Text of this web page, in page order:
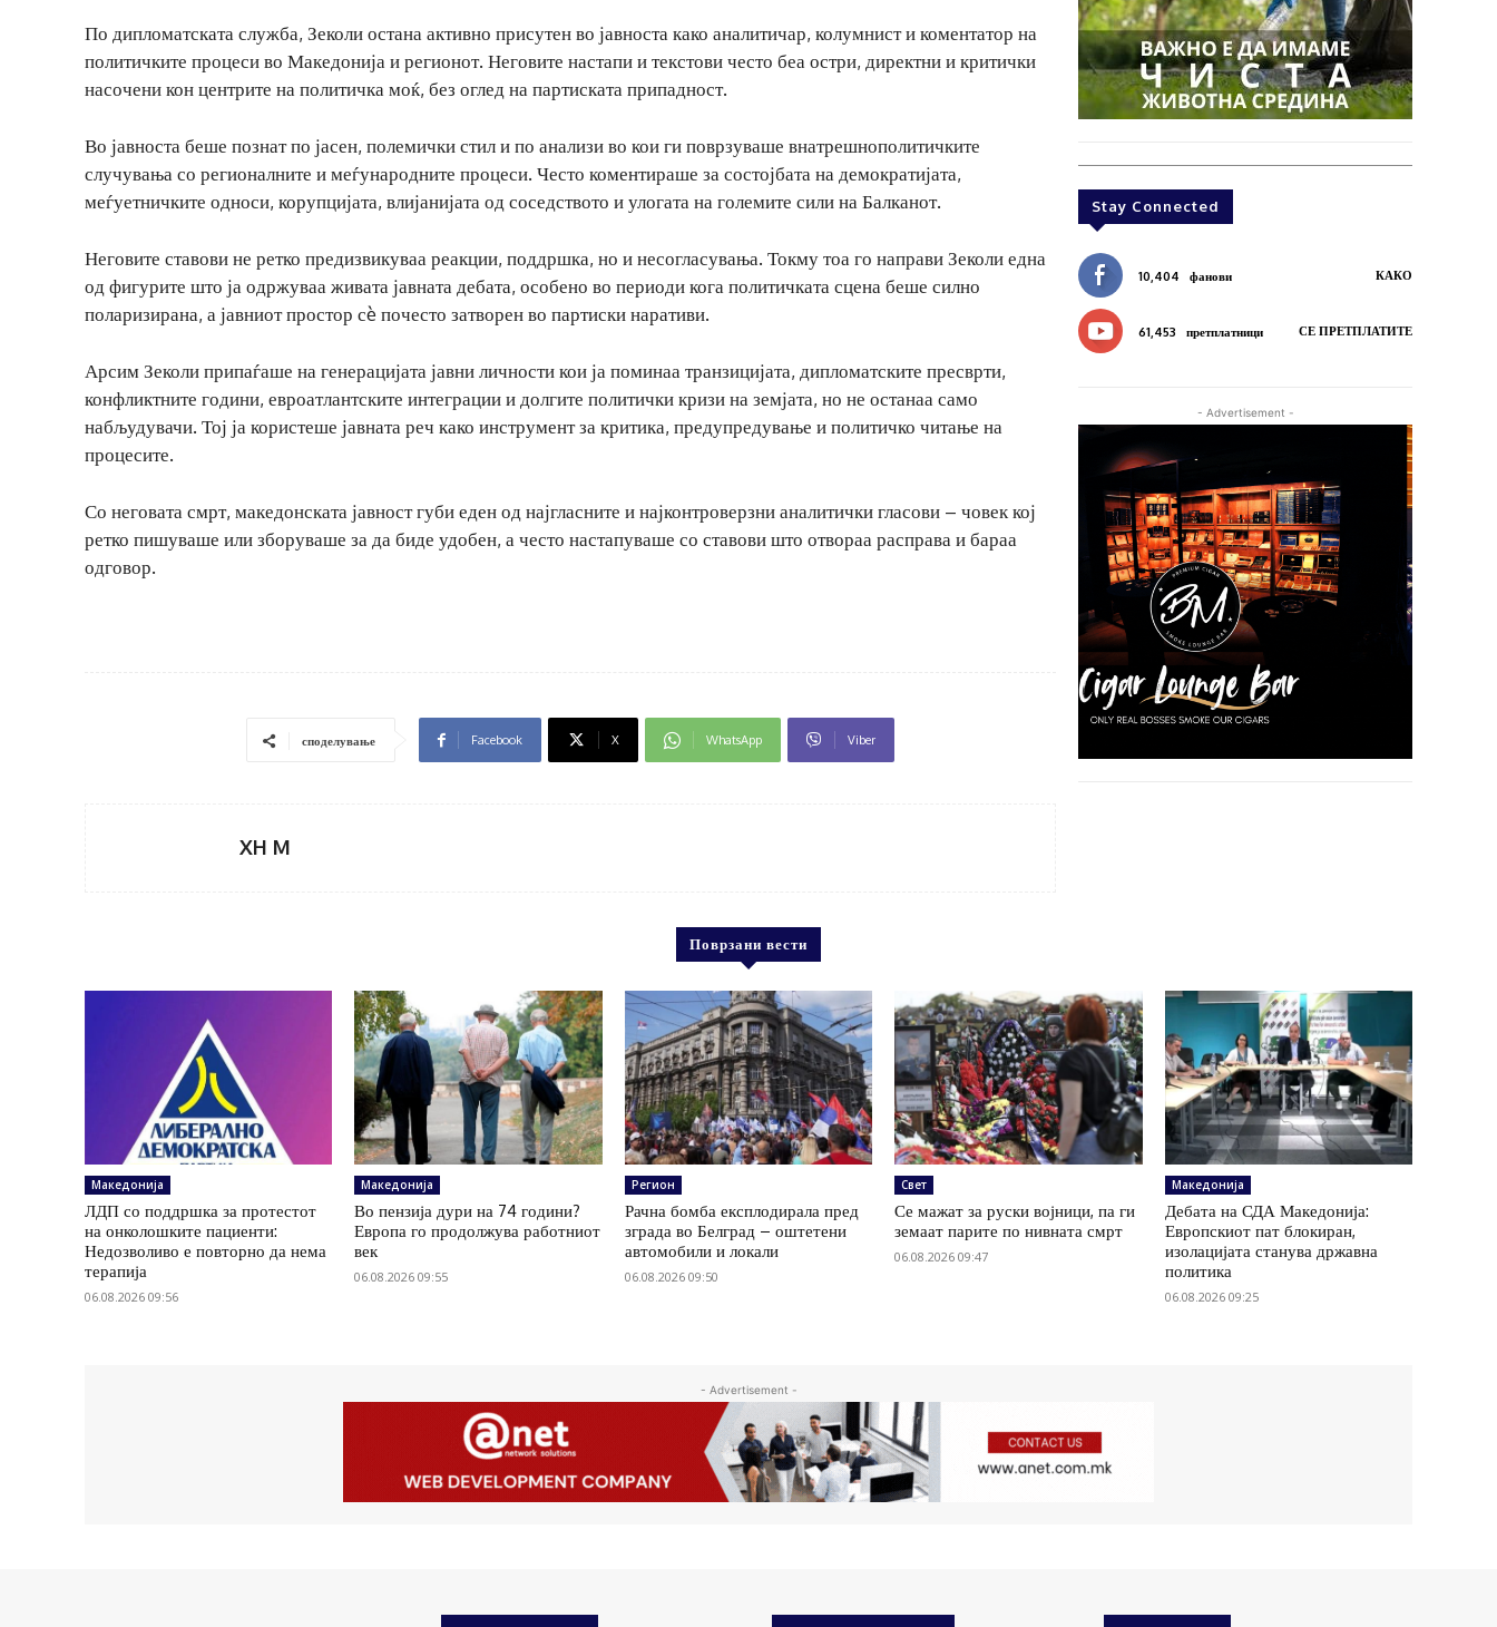
По дипломатската служба, Зеколи остана активно присутен во јавноста како аналитичар, колумнист и коментатор на
политичките процеси во Македонија и регионот. Неговите настапи и текстови често беа остри, директни и критички
насочени кон центрите на политичка моќ, без оглед на партиската припадност.
Во јавноста беше познат по јасен, полемички стил и по анализи во кои ги поврзуваше внатрешнополитичките
случувања со регионалните и меѓународните процеси. Често коментираше за состојбата на демократијата,
меѓуетничките односи, корупцијата, влијанијата од соседството и улогата на големите сили на Балканот.
Неговите ставови не ретко предизвикуваа реакции, поддршка, но и несогласувања. Токму тоа го направи Зеколи една
од фигурите што ја одржуваа живата јавната дебата, особено во периоди кога политичката сцена беше силно
поларизирана, а јавниот простор сè почесто затворен во партиски наративи.
Арсим Зеколи припаѓаше на генерацијата јавни личности кои ја поминаа транзицијата, дипломатските пресврти,
конфликтните години, евроатлантските интеграции и долгите политички кризи на земјата, но не останаа само
набљудувачи. Тој ја користеше јавната реч како инструмент за критика, предупредување и политичко читање на
процесите.
Со неговата смрт, македонската јавност губи еден од најгласните и најконтроверзни аналитички гласови – човек кој
ретко пишуваше или зборуваше за да биде удобен, а често настапуваше со ставови што отвораа расправа и бараа
одговор.
споделување Facebook X WhatsApp Viber
XH M
Stay Connected
10,404 фанови КАКО
61,453 претплатници СЕ ПРЕТПЛАТИТЕ
- Advertisement -
Поврзани вести
Македонија
ЛДП со поддршка за протестот
на онколошките пациенти:
Недозволиво е повторно да нема
терапија
06.08.2026 09:56
Македонија
Во пензија дури на 74 години?
Европа го продолжува работниот
век
06.08.2026 09:55
Регион
Рачна бомба експлодирала пред
зграда во Белград – оштетени
автомобили и локали
06.08.2026 09:50
Свет
Се мажат за руски војници, па ги
земаат парите по нивната смрт
06.08.2026 09:47
Македонија
Дебата на СДА Македонија:
Европскиот пат блокиран,
изолацијата станува државна
политика
06.08.2026 09:25
- Advertisement -